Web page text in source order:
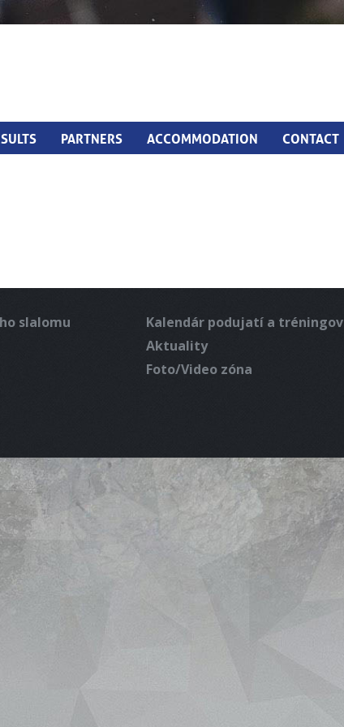
PARTNERS ACCOMMODATION CONTACT
slalomu
Kalendár podujatí a tréningov
Aktuality
Foto/Video zóna